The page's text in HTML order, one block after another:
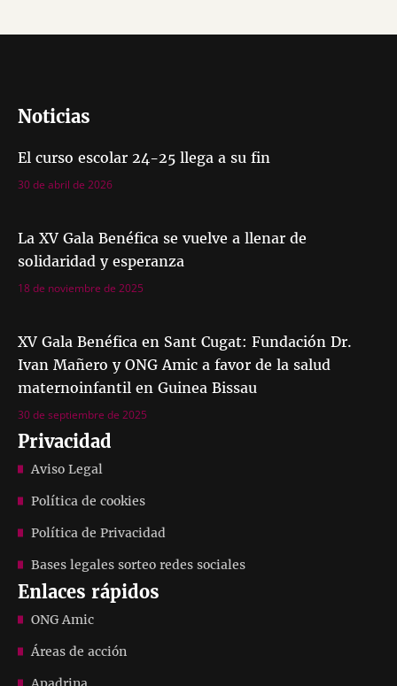
Noticias
El curso escolar 24-25 llega a su fin
30 de abril de 2026
La XV Gala Benéfica se vuelve a llenar de
solidaridad y esperanza
18 de noviembre de 2025
XV Gala Benéfica en Sant Cugat: Fundación Dr.
Ivan Mañero y ONG Amic a favor de la salud
maternoinfantil en Guinea Bissau
30 de septiembre de 2025
Privacidad
Aviso Legal
Política de cookies
Política de Privacidad
Bases legales sorteo redes sociales
Enlaces rápidos
ONG Amic
Áreas de acción